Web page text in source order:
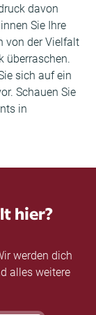
davon
Sie Ihre
von der Vielfalt
überraschen.
sich auf ein
Schauen Sie
in
hier?
werden dich
alles weitere